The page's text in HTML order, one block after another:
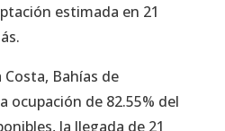
estimada en 21
Bahías de
ocupación de 82.55% del
la llegada de 21